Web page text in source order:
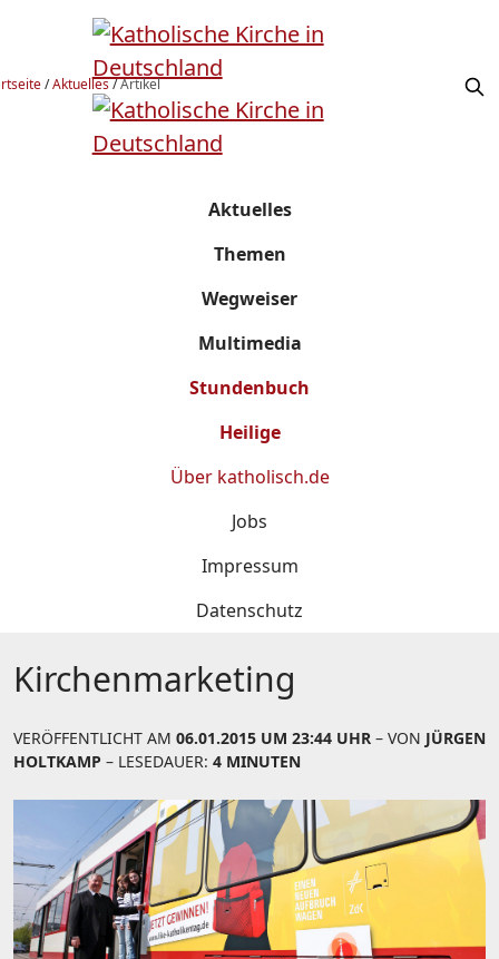
/Aktuelles/Artikel
Aktuelles
Themen
Wegweiser
Multimedia
Stundenbuch
Heilige
Über katholisch.de
Jobs
Impressum
Datenschutz
Kirchenmarketing
VERÖFFENTLICHT AM 06.01.2015 UM 23:44 UHR – VON JÜRGEN
HOLTKAMP – LESEDAUER: 4 MINUTEN